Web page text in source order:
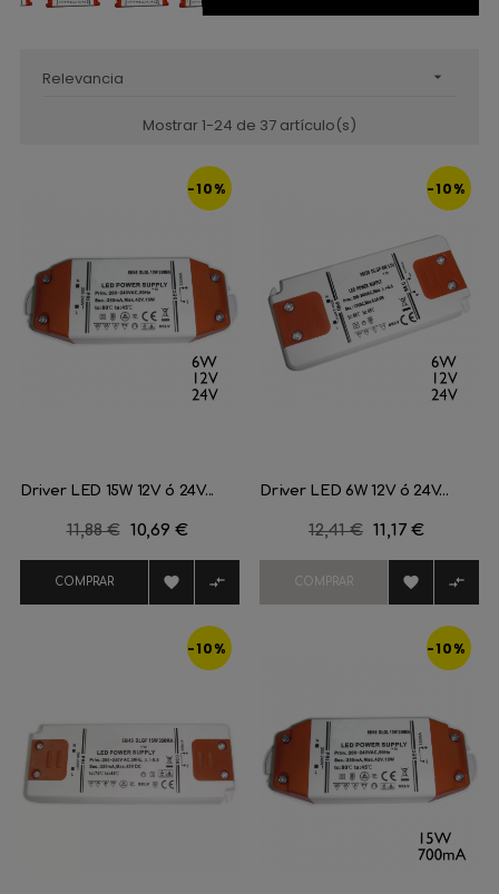
Relevancia 
Mostrar 1-24 de 37 artículo(s)
-10%
Driver LED 15W 12V ó 24V...
Precio
11,88 € Precio
10,69 €
COMPRAR  
-10%
Driver LED 6W 12V ó 24V...
Precio
12,41 € Precio
11,17 €
COMPRAR  
-10% -10%